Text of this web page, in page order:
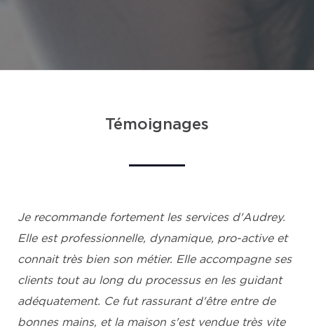
Témoignages
Je recommande fortement les services d'Audrey.
Elle est professionnelle, dynamique, pro-active et
connait très bien son métier. Elle accompagne ses
clients tout au long du processus en les guidant
adéquatement. Ce fut rassurant d'être entre de
bonnes mains, et la maison s'est vendue très vite